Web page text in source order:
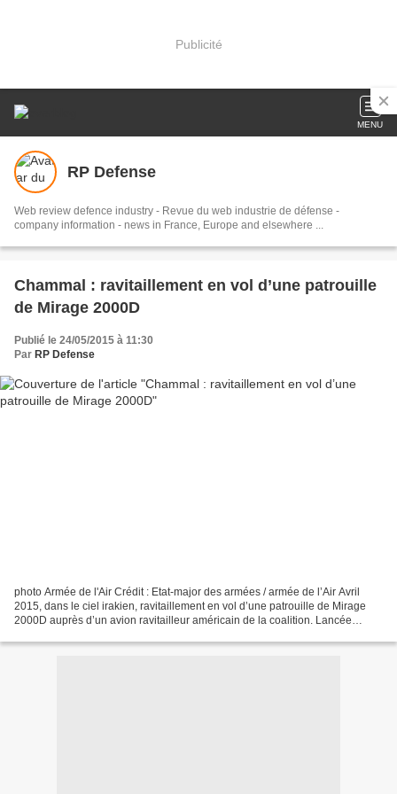
Publicité
MENU
RP Defense
Web review defence industry - Revue du web industrie de défense -
company information - news in France, Europe and elsewhere ...
Chammal : ravitaillement en vol d’une patrouille
de Mirage 2000D
Publié le 24/05/2015 à 11:30
Par RP Defense
photo Armée de l'Air Crédit : Etat-major des armées / armée de l’Air Avril
2015, dans le ciel irakien, ravitaillement en vol d’une patrouille de Mirage
2000D auprès d’un avion ravitailleur américain de la coalition. Lancée